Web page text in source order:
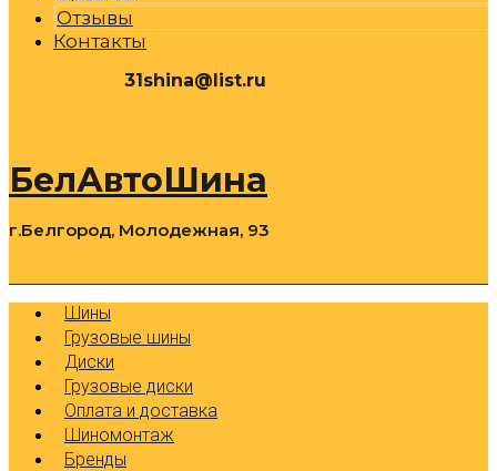
Отзывы
Контакты
31shina@list.ru
БелАвтоШина
г.Белгород, Молодежная, 93
Шины
Грузовые шины
Диски
Грузовые диски
Оплата и доставка
Шиномонтаж
Бренды